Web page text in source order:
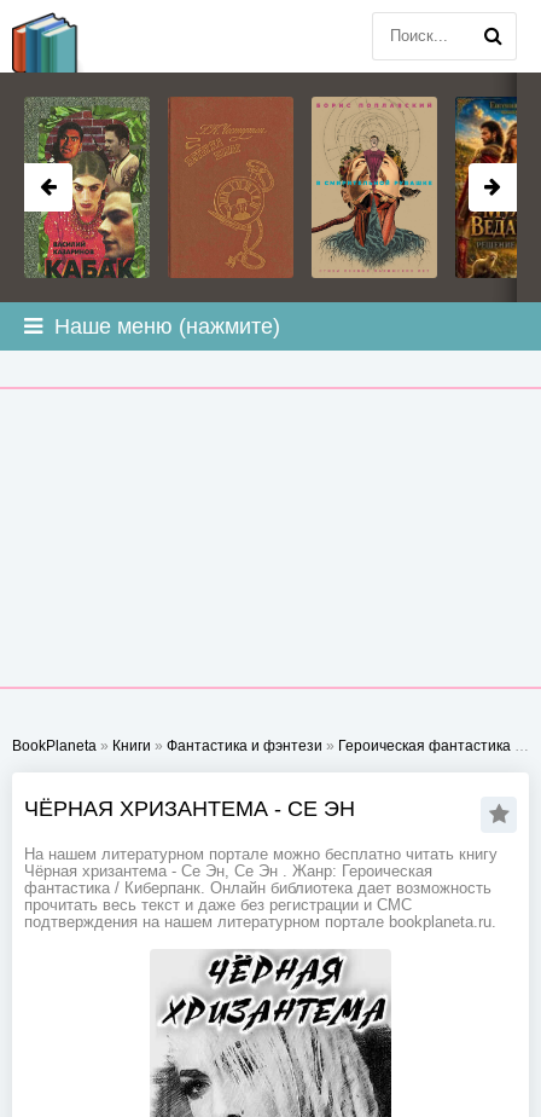
Наше меню (нажмите)
BookPlaneta » Книги » Фантастика и фэнтези » Героическая фантастика
ЧЁРНАЯ ХРИЗАНТЕМА - СЕ ЭН
На нашем литературном портале можно бесплатно читать книгу
Чёрная хризантема - Се Эн, Се Эн . Жанр: Героическая
фантастика / Киберпанк. Онлайн библиотека дает возможность
прочитать весь текст и даже без регистрации и СМС
подтверждения на нашем литературном портале bookplaneta.ru.
BOOKPLANETA.COM